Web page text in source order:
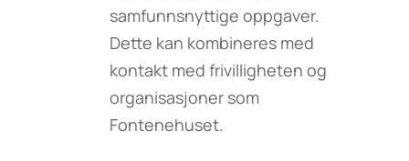
samfunnsnyttige oppgaver.
Dette kan kombineres med
kontakt med frivilligheten og
organisasjoner som
Fontenehuset.